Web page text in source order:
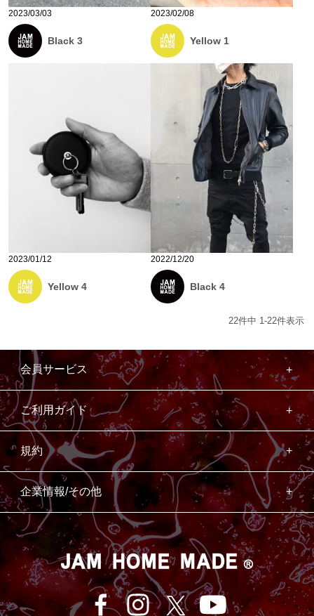
2023/03/03
Black 3
2023/02/08
Yellow 1
2023/01/12
Yellow 4
2022/12/20
Black 4
22件中 1-22件表示
会員サービス
ご利用ガイド
規約
企業情報/その他